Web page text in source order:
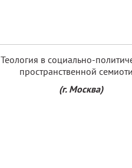
Теология в социально-
пространственной
(г. Москва)